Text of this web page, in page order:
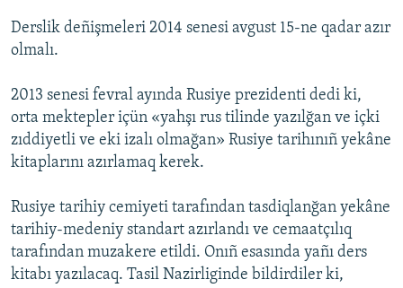
Derslik deñişmeleri 2014 senesi avgust 15-ne qadar azır
olmalı.
2013 senesi fevral ayında Rusiye prezidenti dedi ki,
orta mektepler içün «yahşı rus tilinde yazılğan ve içki
zıddiyetli ve eki izalı olmağan» Rusiye tarihınıñ yekâne
kitaplarını azırlamaq kerek.
Rusiye tarihiy cemiyeti tarafından tasdiqlanğan yekâne
tarihiy-medeniy standart azırlandı ve cemaatçılıq
tarafından muzakere etildi. Onıñ esasında yañı ders
kitabı yazılacaq. Tasil Nazirliginde bildirdiler ki,